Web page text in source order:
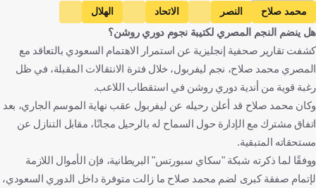
Getty Images
محمد صلاح النصر الاتحاد
الهلال
ليفربول
دوري روشن السعودي
الدوري الإنجليزي الممتاز
مصر
المملكة العربية السعودية إنجلترا كرة قدم
هل ينضم النجم المصري لكتيبة نجوم دوري روشن؟
كشفت تقارير صحفية إنجليزية عن استمرار الاهتمام السعودي بالتعاقد مع
المصري محمد صلاح، نجم ليفربول، خلال فترة الانتقالات المقبلة، في ظل
رغبة قوية من أندية دوري روشن في استقطاب اللاعب.
وكان محمد صلاح قد أعلن رحيله عن ليفربول عقب نهاية الموسم الجاري، بعد
اتفاق مشترك مع الإدارة حول السماح له بالرحيل مجانًا، مقابل التنازل عن
مستحقاته المتبقية.
ووفقًا لما ذكرته شبكة "سكاي سبورتس" البريطانية، فإن الأموال اللازمة
لإتمام صفقة كبرى لضم محمد صلاح ما زالت متوفرة داخل الدوري السعودي،